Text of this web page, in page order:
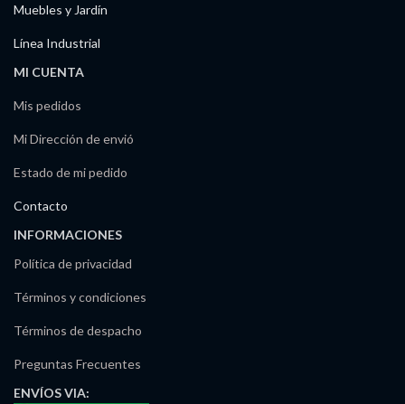
Muebles y Jardín
Línea Industrial
MI CUENTA
Mis pedidos
Mi Dirección de envió
Estado de mi pedido
Contacto
INFORMACIONES
Política de privacidad
Términos y condiciones
Términos de despacho
Preguntas Frecuentes
ENVÍOSVIA: